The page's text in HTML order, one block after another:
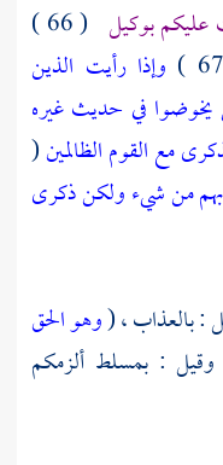
بوكيل ( 66 )
وإذا رأيت الذين
في حديث غيره
مع القوم الظالمين(
من شيء ولكن ذكرى
: بالعذاب ، (وهو الحق
: بمسلط ألزمكم